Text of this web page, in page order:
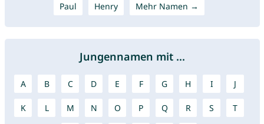
Paul Henry Mehr Namen →
Jungennamen mit ...
A B C D E F G H I J
K L M N O P Q R S T